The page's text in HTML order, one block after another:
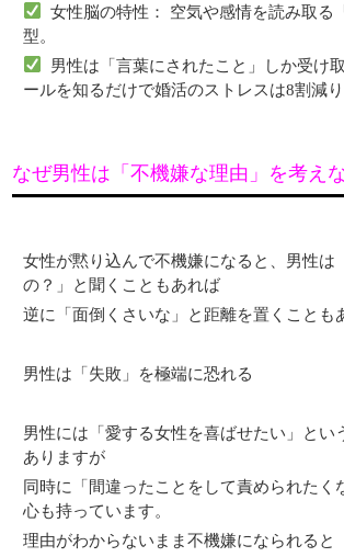
女性脳の特性：
空気や感情を読み取る
型。
男性は「言葉にされたこと」しか受け
ールを知るだけで婚活のストレスは8割減り
なぜ男性は「不機嫌な理由」を考え
女性が黙り込んで不機嫌になると、男性は
の？」と聞くこともあれば
逆に「面倒くさいな」と距離を置くことも
男性は「失敗」を極端に恐れる
男性には「愛する女性を喜ばせたい」とい
ありますが
同時に「間違ったことをして責められたく
心も持っています。
理由がわからないまま不機嫌になられると